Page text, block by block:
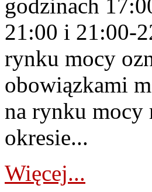
godzinach
21:00 i 21:00-
rynku mocy
obowiązkami
na rynku mocy
okresie...
Więcej...